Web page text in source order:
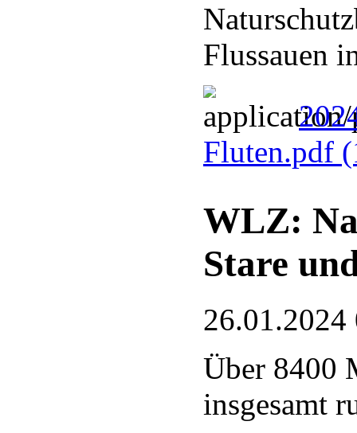
Flussauen
Fluten.pdf
WLZ:
Stare
26.01.2024
Über 8400
insgesamt